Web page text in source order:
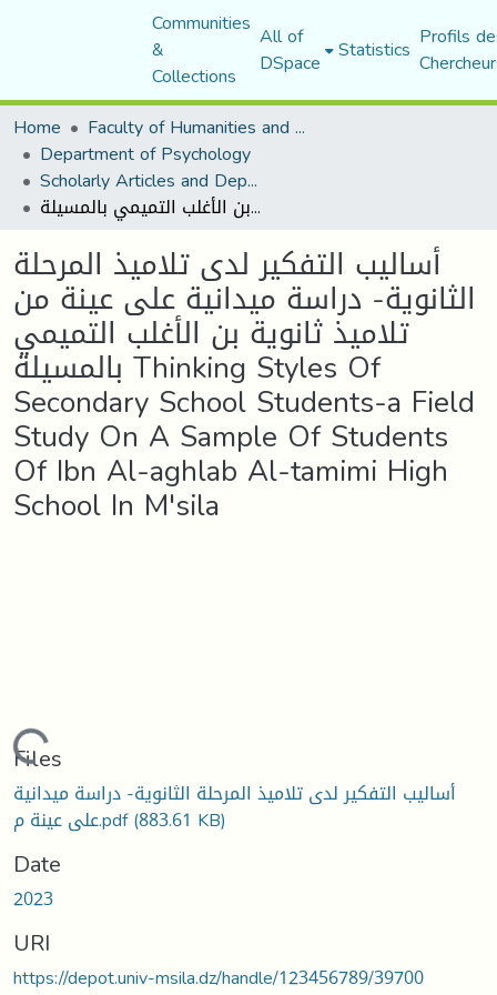
Communities
&
Collections
All of
DSpace Statistics Profils
Home
Faculty of Humanities and Social Sciences
Department of Psychology
Scholarly Articles and Department Publications
أساليب التفكير لدى تلاميذ المرحلة الثانوية- دراسة ميدانية على عينة من تلاميذ ثانوية بن الأغلب التميمي بالمسيلة Thinking Styles Of Secondary School Students-a Field Study On A Sample Of Students Of Ibn Al-aghlab Al-tamimi High School In M'sila
أساليب التفكير لدى تلاميذ المرحلة
الثانوية- دراسة ميدانية على عينة من
تلاميذ ثانوية بن الأغلب التميمي
بالمسيلة Thinking Styles Of
Secondary School Students-a Field
Study On A Sample Of Students
Of Ibn Al-aghlab Al-tamimi High
School In M'sila
Loading...
Files
أساليب التفكير لدى تلاميذ المرحلة الثانوية- دراسة ميدانية
على عينة م.pdf(883.61 KB)
Date
2023
URI
https://depot.univ-msila.dz/handle/123456789/39700